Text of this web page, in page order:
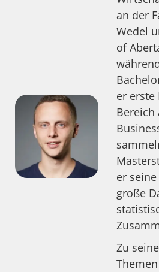
an der
Wedel
of
er erste
Bereich
er
große
Zu